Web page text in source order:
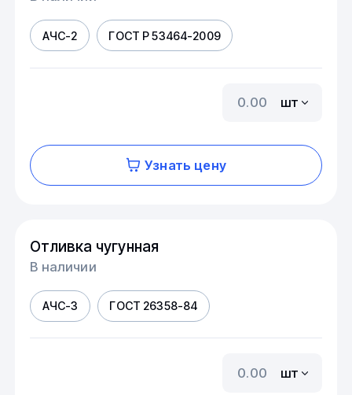
АЧС-2 ГОСТ Р 53464-2009
шт
Узнать цену
Отливка чугунная
В наличии
АЧС-3 ГОСТ 26358-84
шт